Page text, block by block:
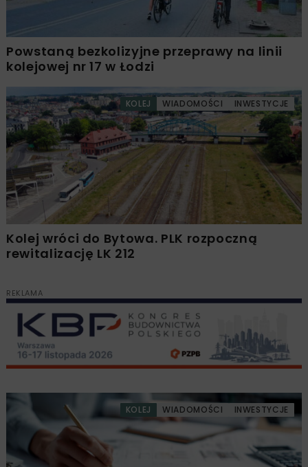
Powstaną bezkolizyjne przeprawy na linii
kolejowej nr 17 w Łodzi
KOLEJ WIADOMOŚCI INWESTYCJE
Kolej wróci do Bytowa. PLK rozpoczną
rewitalizację LK 212
REKLAMA
KOLEJ WIADOMOŚCI INWESTYCJE